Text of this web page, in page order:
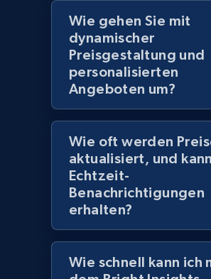
Amazon products global dataset
Title, Seller name, Brand,
2.1K+ 375+
products by specific category URL
Wie gehen Sie mit
dynamischer
Preisgestaltung und
personalisierten
Angeboten um?
Wie oft werden
aktualisiert, und
Echtzeit-
Benachrichtigungen
erhalten?
Wie schnell kann ich